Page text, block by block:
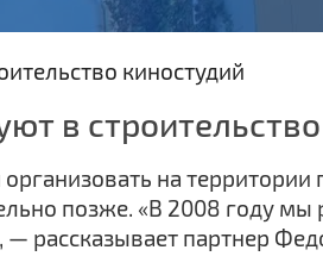
киностудий
в
на
позже. «В 2008 году мы
— рассказывает партнер